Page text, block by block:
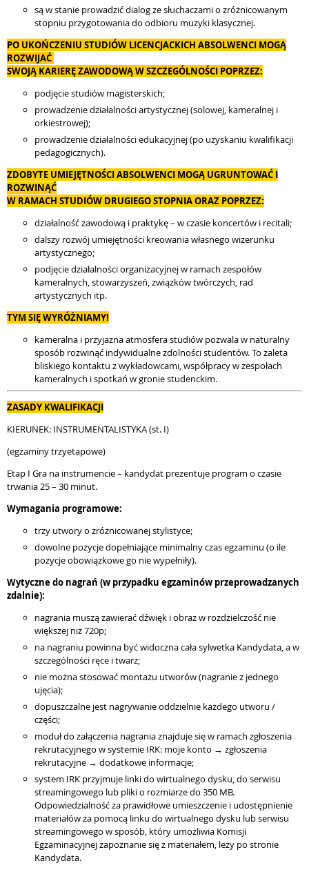
są w stanie prowadzić dialog ze słuchaczami o zróżnicowanym
stopniu przygotowania do odbioru muzyki klasycznej.
PO UKOŃCZENIU STUDIÓW LICENCJACKICH ABSOLWENCI MOGĄ
ROZWIJAĆ
SWOJĄ KARIERĘ ZAWODOWĄ W SZCZEGÓLNOŚCI POPRZEZ:
podjęcie studiów magisterskich;
prowadzenie działalności artystycznej (solowej, kameralnej i
orkiestrowej);
prowadzenie działalności edukacyjnej (po uzyskaniu kwalifikacji
pedagogicznych).
ZDOBYTE UMIEJĘTNOŚCI ABSOLWENCI MOGĄ UGRUNTOWAĆ I
ROZWINĄĆ
W RAMACH STUDIÓW DRUGIEGO STOPNIA ORAZ POPRZEZ:
działalność zawodową i praktykę – w czasie koncertów i recitali;
dalszy rozwój umiejętności kreowania własnego wizerunku
artystycznego;
podjęcie działalności organizacyjnej w ramach zespołów
kameralnych, stowarzyszeń, związków twórczych, rad
artystycznych itp.
TYM SIĘ WYRÓŻNIAMY!
kameralna i przyjazna atmosfera studiów pozwala w naturalny
sposób rozwinąć indywidualne zdolności studentów. To zaleta
bliskiego kontaktu z wykładowcami, współpracy w zespołach
kameralnych i spotkań w gronie studenckim.
ZASADY KWALIFIKACJI
KIERUNEK: INSTRUMENTALISTYKA (st. I)
(egzaminy trzyetapowe)
Etap I Gra na instrumencie – kandydat prezentuje program o czasie
trwania 25 – 30 minut.
Wymagania programowe:
trzy utwory o zróżnicowanej stylistyce;
dowolne pozycje dopełniające minimalny czas egzaminu (o ile
pozycje obowiązkowe go nie wypełniły).
Wytyczne do nagrań (w przypadku egzaminów przeprowadzanych
zdalnie):
nagrania muszą zawierać dźwięk i obraz w rozdzielczość nie
większej niż 720p;
na nagraniu powinna być widoczna cała sylwetka Kandydata, a w
szczególności ręce i twarz;
nie można stosować montażu utworów (nagranie z jednego
ujęcia);
dopuszczalne jest nagrywanie oddzielnie każdego utworu /
części;
moduł do załączenia nagrania znajduje się w ramach zgłoszenia
rekrutacyjnego w systemie IRK: moje konto → zgłoszenia
rekrutacyjne → dodatkowe informacje;
system IRK przyjmuje linki do wirtualnego dysku, do serwisu
streamingowego lub pliki o rozmiarze do 350 MB.
Odpowiedzialność za prawidłowe umieszczenie i udostępnienie
materiałów za pomocą linku do wirtualnego dysku lub serwisu
streamingowego w sposób, który umożliwia Komisji
Egzaminacyjnej zapoznanie się z materiałem, leży po stronie
Kandydata.